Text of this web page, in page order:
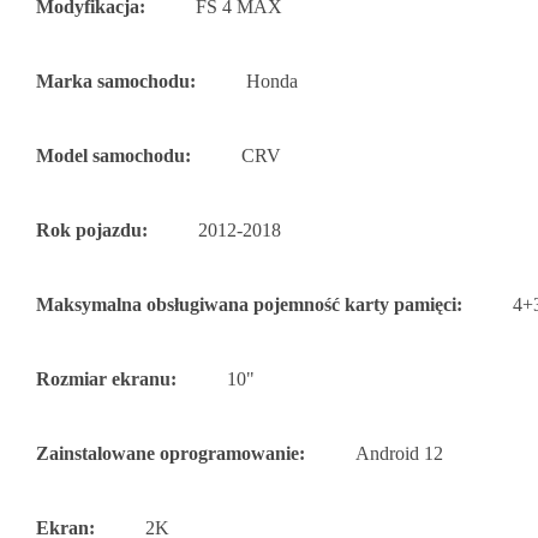
Modyfikacja: FS 4 MAX
Marka samochodu: Honda
Model samochodu: CRV
Rok pojazdu: 2012-2018
Maksymalna obsługiwana pojemność karty pamięci:
Rozmiar ekranu: 10"
Zainstalowane oprogramowanie: Android 12
Ekran: 2K